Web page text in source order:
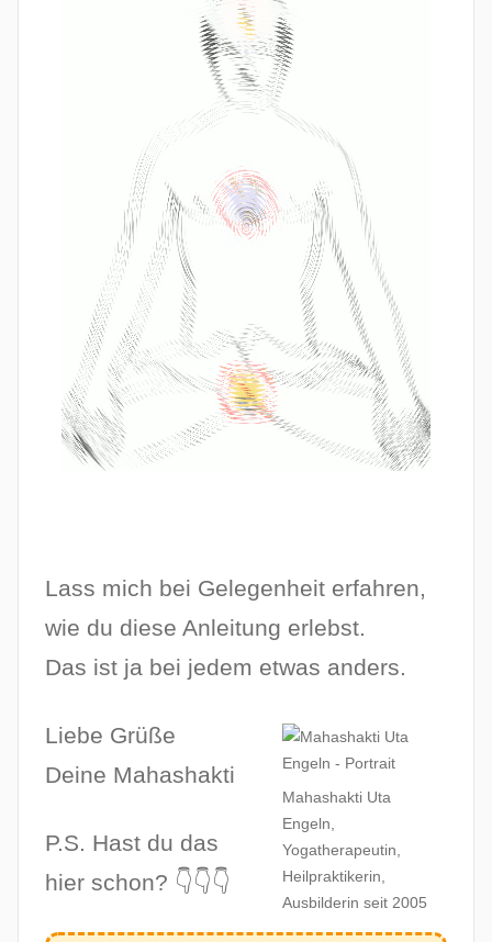
Lass mich bei Gelegenheit erfahren,
wie du diese Anleitung erlebst.
Das ist ja bei jedem etwas anders.
Mahashakti Uta
Engeln,
Yogatherapeutin,
Heilpraktikerin,
Ausbilderin seit 2005
Liebe Grüße
Deine Mahashakti
P.S. Hast du das
hier schon? 👇👇👇